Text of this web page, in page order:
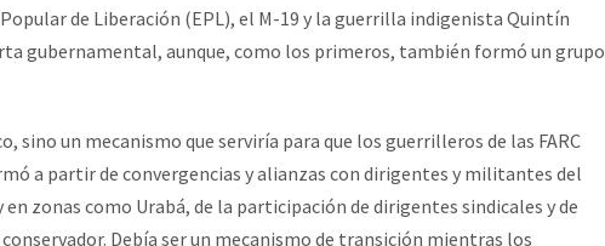
de Liberación (EPL), el M-19 y la guerrilla indigenista Quintín
gubernamental, aunque, como los primeros, también formó un grupo
sino un mecanismo que serviría para que los guerrilleros de las FARC
a partir de convergencias y alianzas con dirigentes y militantes del
en zonas como Urabá, de la participación de dirigentes sindicales y de
Debía ser un mecanismo de transición mientras los